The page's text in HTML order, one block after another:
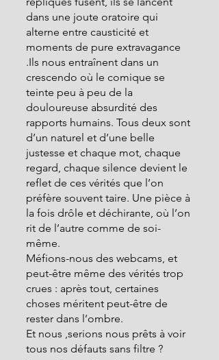
dans une joute oratoire qui
alterne entre causticité et
moments de pure extravagance
.Ils nous entraînent dans un
crescendo où le comique se
teinte peu à peu de la
douloureuse absurdité des
rapports humains. Tous deux sont
d’un naturel et d’une belle
justesse et chaque mot, chaque
regard, chaque silence devient le
reflet de ces vérités que l’on
préfère souvent taire. Une pièce à
la fois drôle et déchirante, où l’on
rit de l’autre comme de soi-
même.
Méfions-nous des webcams, et
peut-être même des vérités trop
crues : après tout, certaines
choses méritent peut-être de
rester dans l’ombre.
Et nous ,serions nous prêts à voir
tous nos défauts sans filtre ?